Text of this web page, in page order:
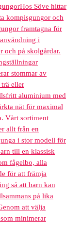
Hos Söve hittar
kompisgungor och
framtagna för
i
och på skolgårdar.
stommar av
eller
aluminium med
nät för maximal
Vårt sortiment
allt från en
i stor modell för
till en klassisk
fågelbo, alla
för att främja
så att barn kan
på lika
att välja
minimerar